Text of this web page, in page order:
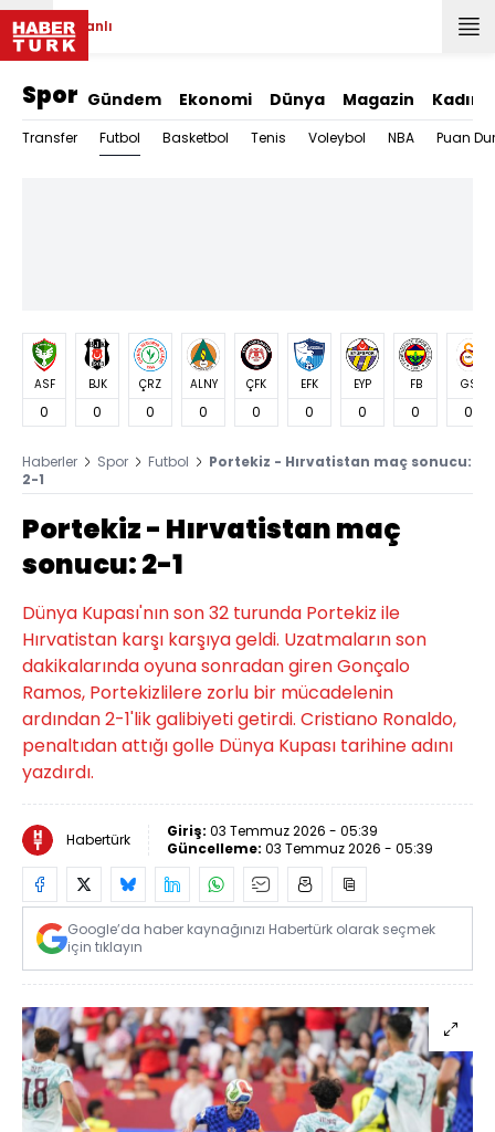
Canlı
Spor Gündem Ekonomi Dünya Magazin Kadın
Transfer Futbol Basketbol Tenis Voleybol NBA Puan
ASF
0
BJK
0
ÇRZ
0
ALNY
0
ÇFK
0
EFK
0
EYP
0
FB
0
GS
0
Haberler Spor Futbol
Portekiz - Hırvatistan maç sonucu:
2-1
Portekiz - Hırvatistan maç
sonucu: 2-1
Dünya Kupası'nın son 32 turunda Portekiz ile
Hırvatistan karşı karşıya geldi. Uzatmaların son
dakikalarında oyuna sonradan giren Gonçalo
Ramos, Portekizlilere zorlu bir mücadelenin
ardından 2-1'lik galibiyeti getirdi. Cristiano Ronaldo,
penaltıdan attığı golle Dünya Kupası tarihine adını
yazdırdı.
Habertürk Giriş: 03 Temmuz 2026 - 05:39
Güncelleme: 03 Temmuz 2026 - 05:39
Google’da haber kaynağınızı Habertürk olarak seçmek
için tıklayın